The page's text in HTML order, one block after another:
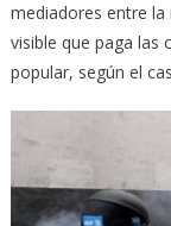
mediadores entre la
visible que paga las
popular, según el